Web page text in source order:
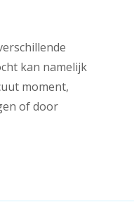
kan namelijk
moment,
of door